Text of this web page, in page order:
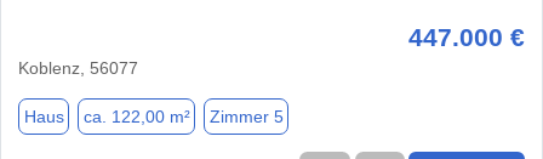
447.000 €
Koblenz, 56077
Haus ca. 122,00 m² Zimmer 5